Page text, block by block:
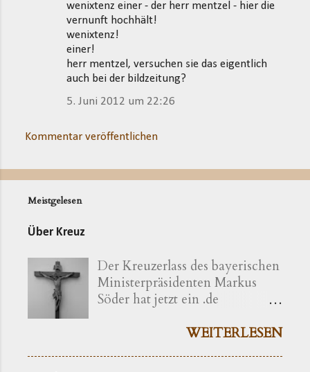
wenixtenz einer - der herr mentzel - hier die
vernunft hochhält!
wenixtenz!
einer!
herr mentzel, versuchen sie das eigentlich
auch bei der bildzeitung?
5. Juni 2012 um 22:26
Kommentar veröffentlichen
Meistgelesen
Über Kreuz
Der Kreuzerlass des bayerischen
Ministerpräsidenten Markus
Söder hat jetzt ein .de
Der Vorgang gibt sich im
WEITERLESEN